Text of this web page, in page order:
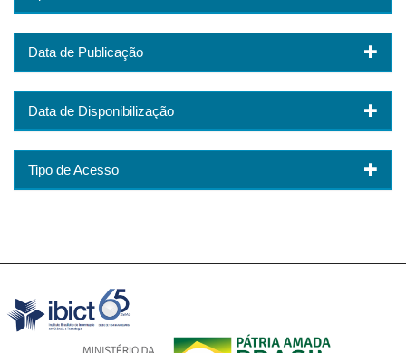
Data de Publicação
Data de Disponibilização
Tipo de Acesso